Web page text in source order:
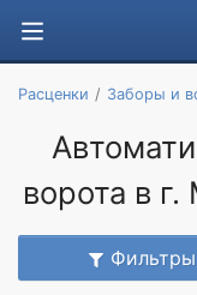
Расценки Заборы и
ворота в
Фильтры